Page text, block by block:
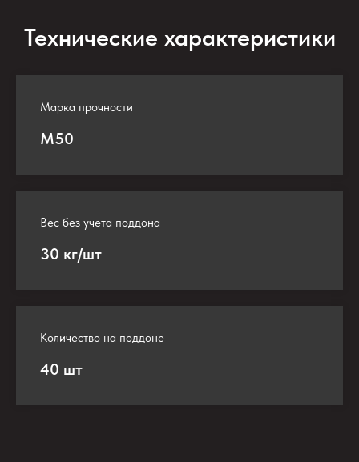
Технические характеристики
Марка прочности
М50
Вес без учета поддона
30 кг/шт
Количество на поддоне
40 шт